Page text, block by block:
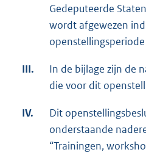
Gedeputeerde
wordt afgewezen
III.
In de bijlage zijn de
die voor dit
IV.
Dit
onderstaande
“Trainingen,